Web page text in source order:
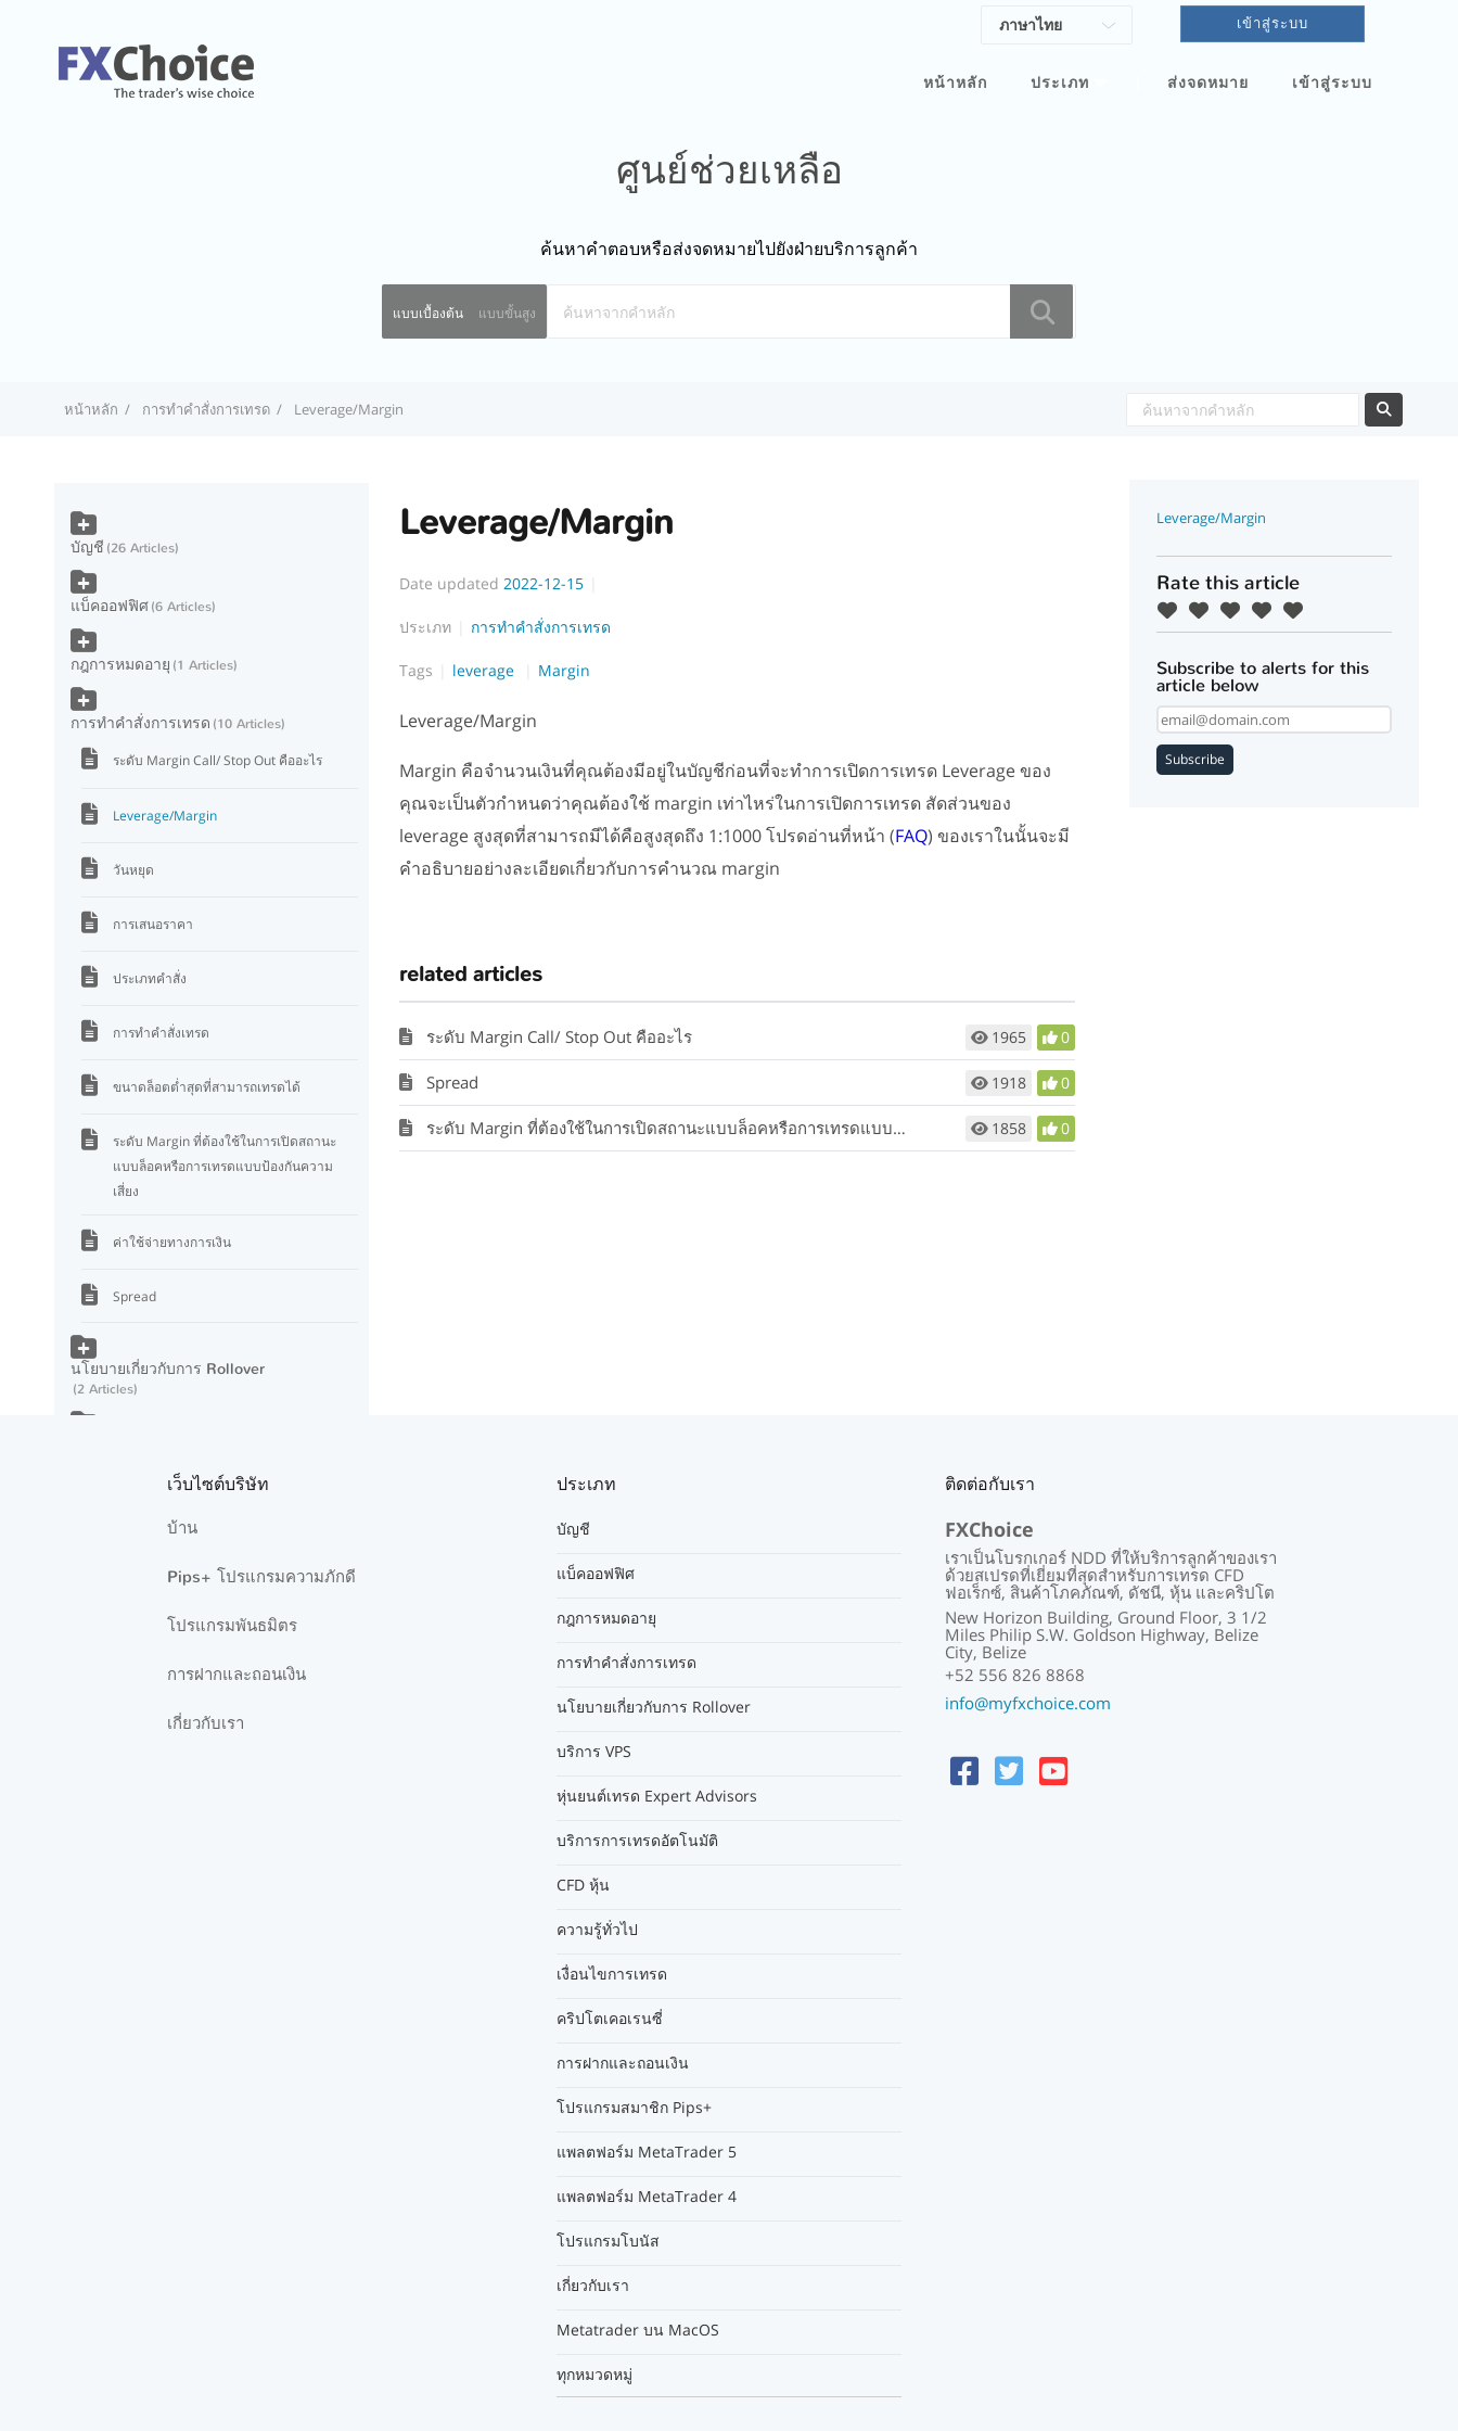
ศูนย์ช่วยเหลือ
ค้นหาคำตอบหรือส่งจดหมายไปยังฝ่ายบริการลูกค้า
แบบเบื้องต้น แบบขั้นสูง
หน้าหลัก ประเภท ส่งจดหมาย เข้าสู่ระบบ
เข้าสู่ระบบ
หน้าหลัก การทำคำสั่งการเทรด Leverage/Margin
Leverage/Margin
Date updated 2022-12-15
ประเภท การทำคำสั่งการเทรด
Tags leverage Margin
Leverage/Margin
Margin คือจำนวนเงินที่คุณต้องมีอยู่ในบัญชีก่อนที่จะทำการเปิดการเทรด Leverage ของ
คุณจะเป็นตัวกำหนดว่าคุณต้องใช้ margin เท่าไหร่ในการเปิดการเทรด สัดส่วนของ
leverage สูงสุดที่สามารถมีได้คือสูงสุดถึง 1:1000 โปรดอ่านที่หน้า (FAQ) ของเราในนั้นจะมี
คำอธิบายอย่างละเอียดเกี่ยวกับการคำนวณ margin
related articles
ระดับ Margin Call/ Stop Out คืออะไร 1965 0
Spread 1918 0
ระดับ Margin ที่ต้องใช้ในการเปิดสถานะแบบล็อคหรือการเทรดแบบป้องกันความเสี่ยง 1858 0
Leverage/Margin
Rate this article
Subscribe to alerts for this
article below
Subscribe
บัญชี 26 Articles
แบ็คออฟฟิศ 6 Articles
กฎการหมดอายุ 1 Articles
การทำคำสั่งการเทรด 10 Articles
ระดับ Margin Call/ Stop Out คืออะไร
Leverage/Margin
วันหยุด
การเสนอราคา
ประเภทคำสั่ง
การทำคำสั่งเทรด
ขนาดล็อตต่ำสุดที่สามารถเทรดได้
ระดับ Margin ที่ต้องใช้ในการเปิดสถานะ
แบบล็อคหรือการเทรดแบบป้องกันความ
เสี่ยง
ค่าใช้จ่ายทางการเงิน
Spread
นโยบายเกี่ยวกับการ Rollover
2 Articles
บริการการเทรดอัตโนมัติ 10 Articles
เว็บไซต์บริษัท
บ้าน
Pips+ โปรแกรมความภักดี
โปรแกรมพันธมิตร
การฝากและถอนเงิน
เกี่ยวกับเรา
ประเภท
บัญชี
แบ็คออฟฟิศ
กฎการหมดอายุ
การทำคำสั่งการเทรด
นโยบายเกี่ยวกับการ Rollover
บริการ VPS
หุ่นยนต์เทรด Expert Advisors
บริการการเทรดอัตโนมัติ
CFD หุ้น
ความรู้ทั่วไป
เงื่อนไขการเทรด
คริปโตเคอเรนซี่
การฝากและถอนเงิน
โปรแกรมสมาชิก Pips+
แพลตฟอร์ม MetaTrader 5
แพลตฟอร์ม MetaTrader 4
โปรแกรมโบนัส
เกี่ยวกับเรา
Metatrader บน MacOS
ทุกหมวดหมู่
ติดต่อกับเรา
FXChoice
เราเป็นโบรกเกอร์ NDD ที่ให้บริการลูกค้าของเรา
ด้วยสเปรดที่เยี่ยมที่สุดสำหรับการเทรด CFD
ฟอเร็กซ์, สินค้าโภคภัณฑ์, ดัชนี, หุ้น และคริปโต
New Horizon Building, Ground Floor, 3 1/2
Miles Philip S.W. Goldson Highway, Belize
City, Belize
+52 556 826 8868
info@myfxchoice.com